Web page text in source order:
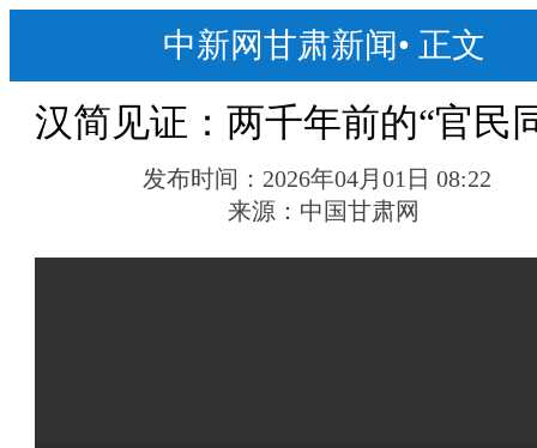
中新网甘肃新闻• 正文
汉简见证：两千年前的“官民
发布时间： 2026年04月01日 08:22
来源： 中国甘肃网